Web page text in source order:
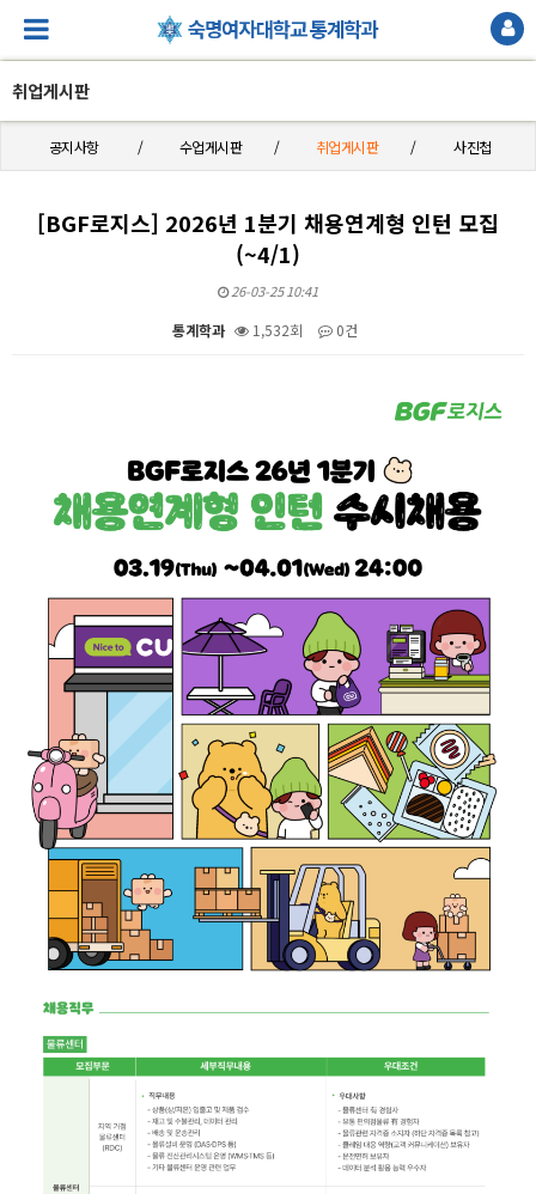
취업게시판
공지사항 수업게시판 취업게시판 사진첩
[BGF로지스] 2026년 1분기 채용연계형 인턴 모집
(~4/1)
26-03-25 10:41
통계학과 1,532회 0건